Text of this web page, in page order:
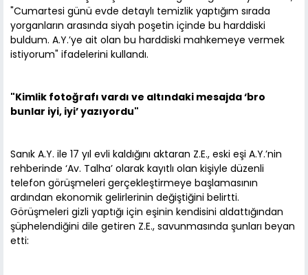
"Cumartesi günü evde detaylı temizlik yaptığım sırada
yorganların arasında siyah poşetin içinde bu harddiski
buldum. A.Y.’ye ait olan bu harddiski mahkemeye vermek
istiyorum" ifadelerini kullandı.
"Kimlik fotoğrafı vardı ve altındaki mesajda ‘bro
bunlar iyi, iyi’ yazıyordu"
Sanık A.Y. ile 17 yıl evli kaldığını aktaran Z.E., eski eşi A.Y.’nin
rehberinde ‘Av. Talha’ olarak kayıtlı olan kişiyle düzenli
telefon görüşmeleri gerçekleştirmeye başlamasının
ardından ekonomik gelirlerinin değiştiğini belirtti.
Görüşmeleri gizli yaptığı için eşinin kendisini aldattığından
şüphelendiğini dile getiren Z.E., savunmasında şunları beyan
etti: